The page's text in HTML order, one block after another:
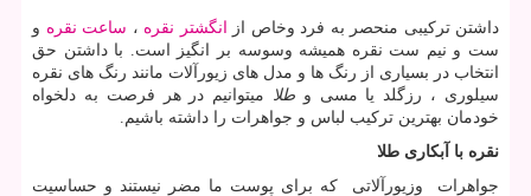
داشتن ترکیبی منحصر به فرد وخاص از انگشتر نقره ، ساعت نقره و
ست و نیم ست نقره همیشه وسوسه بر انگیز است. با داشتن حق
انتخاب در بسیاری از رنگ ها و مدل های زیورآلات مانند رنگ های نقره
سیلوری ، رزگلد یا مسی و طلا میتوانیم در هر فرصت به دلخواه
خودمان بهترین ترکیب لباس و جواهرات را داشته باشیم.
نقره با آبکاری طلا
جواهرات وزیورآلاتی که برای پوست ما مضر نیستند و حساسیت